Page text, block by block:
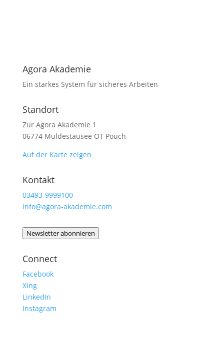
Agora Akademie
Ein starkes System für sicheres Arbeiten
Standort
Zur Agora Akademie 1
06774 Muldestausee OT Pouch
Auf der Karte zeigen
Kontakt
03493-9999100
info@agora-akademie.com
Newsletter abonnieren
Connect
Facebook
Xing
LinkedIn
Instagram